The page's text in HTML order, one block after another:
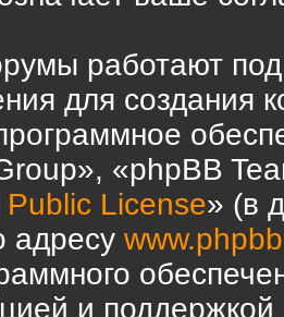
работают под
для создания
«phpBB
License» (в
адресу
и